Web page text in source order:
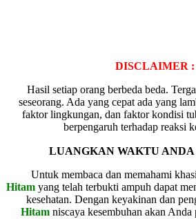
DISCLAIMER :
Hasil setiap orang berbeda beda.
seseorang. Ada yang cepat ada yang
faktor lingkungan, dan faktor kondisi
berpengaruh terhadap reaksi
LUANGKAN WAKTU ANDA
Untuk membaca dan memahami
Hitamyang telah terbukti ampuh dapat
kesehatan. Dengan keyakinan dan
Hitamniscaya kesembuhan akan Anda